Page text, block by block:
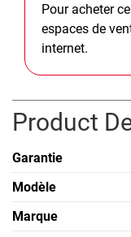
Pour acheter
espaces de
internet.
Product
Garantie
Modèle
Marque